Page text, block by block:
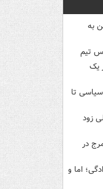
به
تیم
یک
تا
زود
در
اما و